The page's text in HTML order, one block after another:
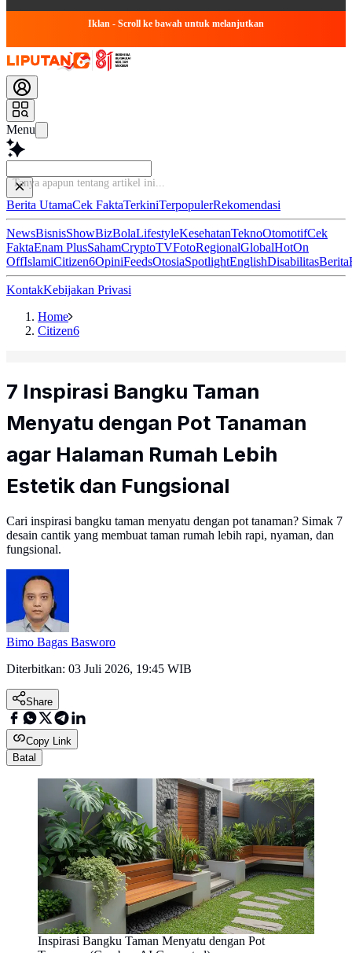
Iklan - Scroll ke bawah untuk melanjutkan
Menu
B
Berita UtamaCek FaktaTerkiniTerpopulerRekomendasi
NewsBisnisShowBizBolaLifestyleKesehatanTeknoOtomotifCek
FaktaEnam PlusSahamCryptoTVFotoRegionalGlobalHotOn
OffIslamiCitizen6OpiniFeedsOtosiaSpotlightEnglishDisabilitasBerita
KontakKebijakan Privasi
Home
Citizen6
7 Inspirasi Bangku Taman
Menyatu dengan Pot Tanaman
agar Halaman Rumah Lebih
Estetik dan Fungsional
Cari inspirasi bangku taman menyatu dengan pot tanaman? Simak 7
desain cantik yang membuat taman rumah lebih rapi, nyaman, dan
fungsional.
Bimo Bagas Basworo
Diterbitkan: 03 Juli 2026, 19:45 WIB
Share
Copy Link
Batal
Inspirasi Bangku Taman Menyatu dengan Pot